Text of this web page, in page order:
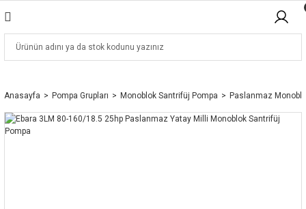
Anasayfa Pompa Grupları Monoblok Santrifüj Pompa Paslanmaz